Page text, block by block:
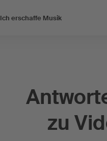
Ich erschaffe Musik
zu